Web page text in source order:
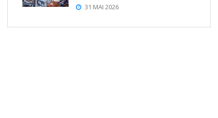
31 MAI 2026